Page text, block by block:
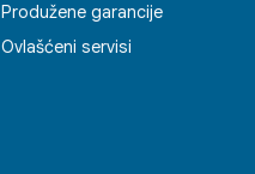
Produžene garancije
Ovlašćeni servisi